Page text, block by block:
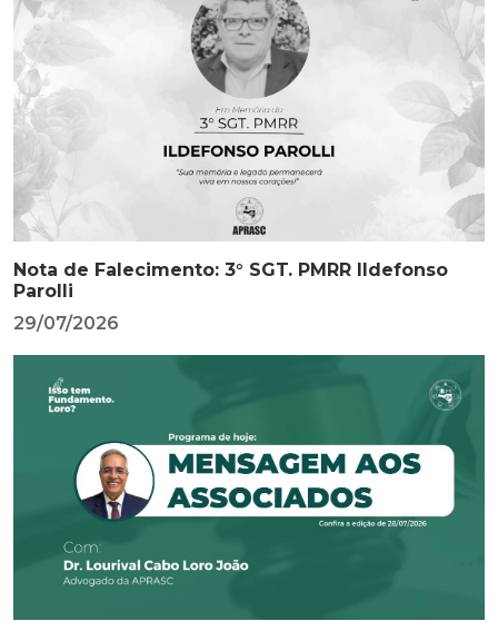
Nota de Falecimento: 3° SGT. PMRR Ildefonso
Parolli
29/07/2026